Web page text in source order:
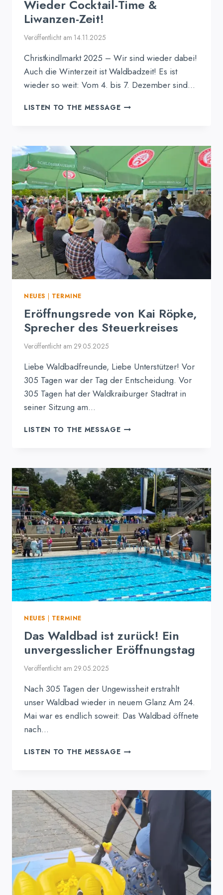
Wieder Cocktail-Time &
Liwanzen-Zeit!
Veröffentlicht am 14.11.2025
Christkindlmarkt 2025 – Wir sind wieder dabei!
Auch die Winterzeit ist Waldbadzeit! Es ist
wieder so weit: Vom 4. bis 7. Dezember sind…
LISTEN TO THE MESSAGEWIEDER
LIWANZEN-
ZEIT!
NEUES | TERMINE
Eröffnungsrede von Kai Röpke,
Sprecher des Steuerkreises
Veröffentlicht am 29.05.2025
Liebe Waldbadfreunde, Liebe Unterstützer! Vor
305 Tagen war der Tag der Entscheidung. Vor
305 Tagen hat der Waldkraiburger Stadtrat in
seiner Sitzung am…
LISTEN TO THE MESSAGEERÖFFNUNGSREDE
SPRECHER
DES
STEUERKREISES
NEUES | TERMINE
Das Waldbad ist zurück! Ein
unvergesslicher Eröffnungstag
Veröffentlicht am 29.05.2025
Nach 305 Tagen der Ungewissheit erstrahlt
unser Waldbad wieder in neuem Glanz Am 24.
Mai war es endlich soweit: Das Waldbad öffnete
nach…
LISTEN TO THE MESSAGEDAS
EIN
UNVERGESSLICHER
ERÖFFNUNGSTAG